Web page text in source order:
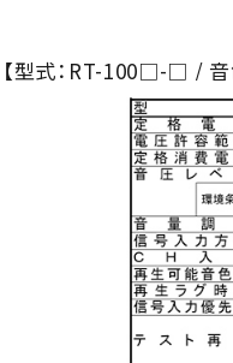
【型式：RT-100□-□ / 音